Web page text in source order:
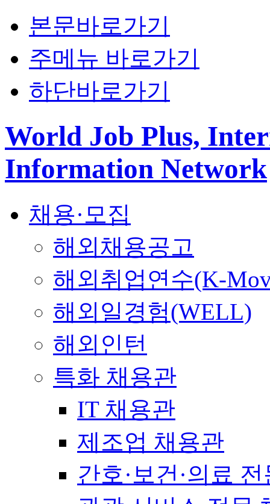
본문바로가기
주메뉴 바로가기
하단바로가기
World Job Plus,
Information Network
채용·모집
해외채용공고
해외취업연수(K-
해외일경험(WELL)
해외인턴
특화 채용관
IT 채용관
제조업 채용관
간호·보건·의료